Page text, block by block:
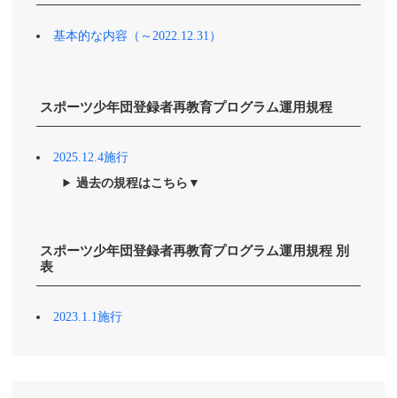
基本的な内容（～2022.12.31）
スポーツ少年団登録者再教育プログラム運用規程
2025.12.4施行
過去の規程はこちら▼
スポーツ少年団登録者再教育プログラム運用規程 別
表
2023.1.1施行